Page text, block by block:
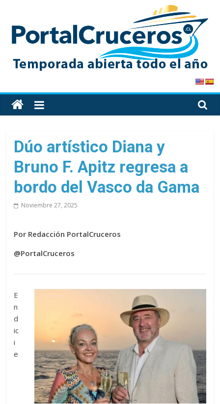
content
PortalCruceros
Toda
la
de
cruceros
en
un
solo
Dúo artístico Diana y
Bruno F. Apitz regresa a
bordo del Vasco da Gama
Noviembre 27, 2025
Por Redacción PortalCruceros
@PortalCruceros
E
n
d
ic
i
e